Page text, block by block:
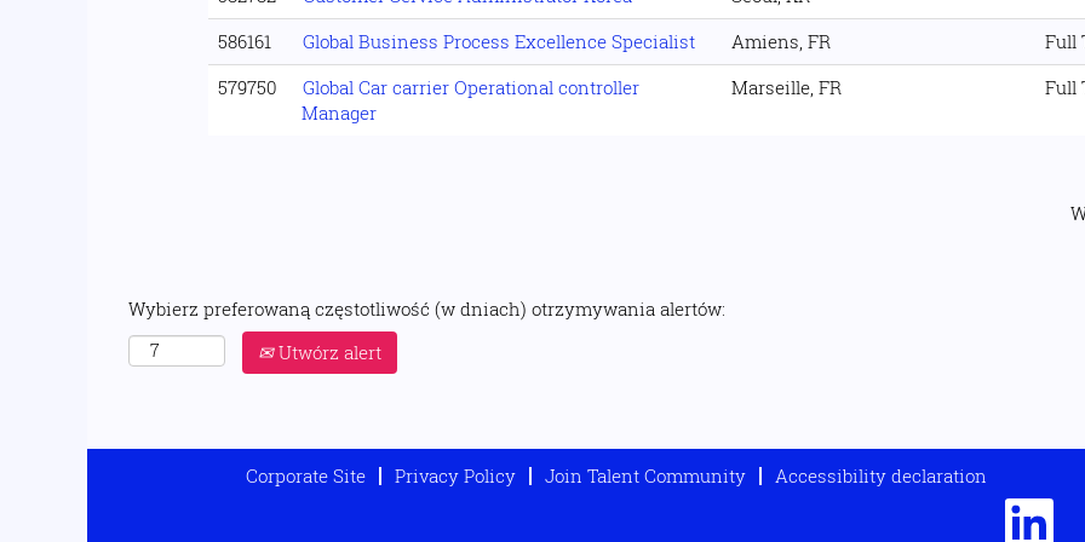
586161
Global Business Process Excellence Specialist Amiens, FR Full
579750
Global Car carrier Operational controller
Manager
Marseille, FR Full
Wybierz preferowaną częstotliwość (w dniach) otrzymywania alertów:
Utwórz alert
Corporate Site Privacy Policy Join Talent Community
Accessibility declaration
O
w